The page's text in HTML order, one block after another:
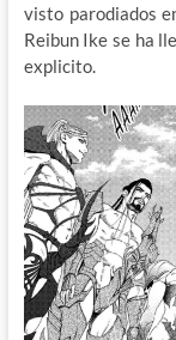
visto parodiados
Reibun Ike se ha
explicito.